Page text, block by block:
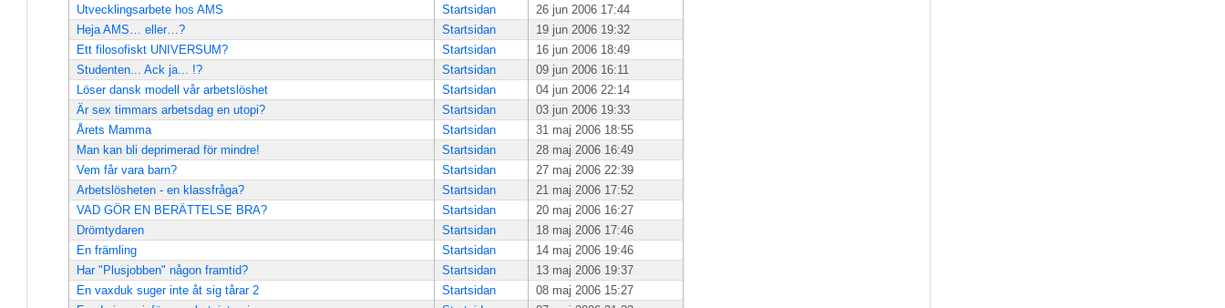
Utvecklingsarbete hos AMS
Startsidan
26 jun 2006 17:44
Heja AMS… eller…?
Startsidan
19 jun 2006 19:32
Ett filosofiskt UNIVERSUM?
Startsidan
16 jun 2006 18:49
Studenten... Ack ja... !?
Startsidan
09 jun 2006 16:11
Löser dansk modell vår arbetslöshet
Startsidan
04 jun 2006 22:14
Är sex timmars arbetsdag en utopi?
Startsidan
03 jun 2006 19:33
Årets Mamma
Startsidan
31 maj 2006 18:55
Man kan bli deprimerad för mindre!
Startsidan
28 maj 2006 16:49
Vem får vara barn?
Startsidan
27 maj 2006 22:39
Arbetslösheten - en klassfråga?
Startsidan
21 maj 2006 17:52
VAD GÖR EN BERÄTTELSE BRA?
Startsidan
20 maj 2006 16:27
Drömtydaren
Startsidan
18 maj 2006 17:46
En främling
Startsidan
14 maj 2006 19:46
Har "Plusjobben" någon framtid?
Startsidan
13 maj 2006 19:37
En vaxduk suger inte åt sig tårar 2
Startsidan
08 maj 2006 15:27